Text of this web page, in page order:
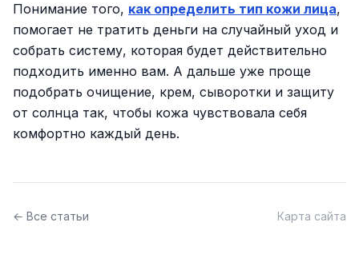
Понимание того, как определить тип кожи лица,
помогает не тратить деньги на случайный уход и
собрать систему, которая будет действительно
подходить именно вам. А дальше уже проще
подобрать очищение, крем, сыворотки и защиту
от солнца так, чтобы кожа чувствовала себя
комфортно каждый день.
← Все статьи Карта сайта